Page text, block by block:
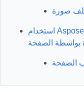
صورة
استخدام Aspose.Cells لتحويل ورقة العمل إلى ملف
بواسطة الصفحة
الصفحة